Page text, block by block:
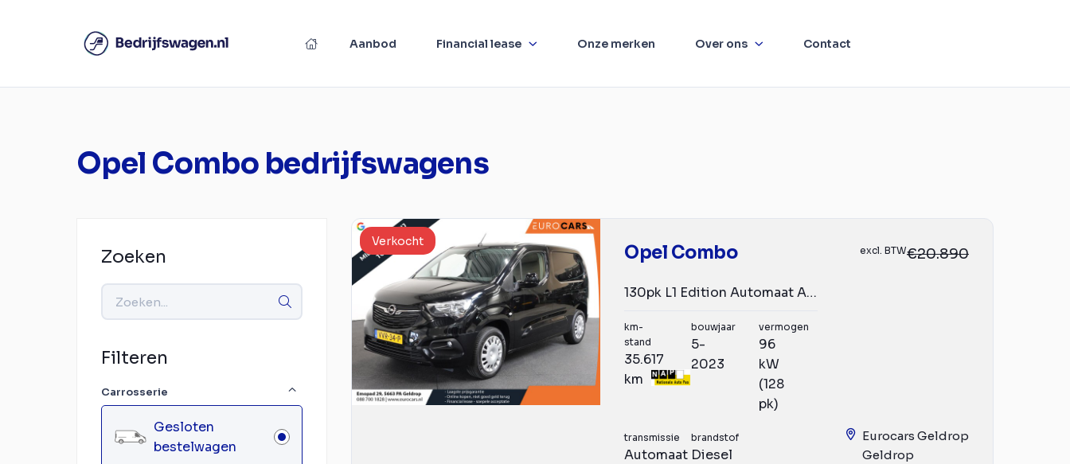
Aanbod Financial lease Onze merken Over ons Contact
Opel Combo bedrijfswagens
Zoeken
Filteren
Carrosserie
Gesloten
bestelwagen
Verkocht
Opel Combo
130pk L1 Edition Automaat Airco Navigatie Trekhaak Cruise...
excl. BTW€20.890
km-
stand
35.617
km
bouwjaar
5-
2023
vermogen
96
kW
(128
pk)
transmissie
Automaat
brandstof
Diesel
Eurocars Geldrop
Geldrop